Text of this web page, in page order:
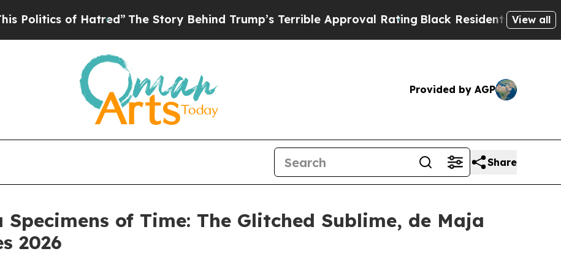
of Hatred”The Story Behind Trump’s Terrible Approval RatingBlack Residents Warned of
View all
Provided by AGP
Share
of Time: The Glitched Sublime, de Maja
2026